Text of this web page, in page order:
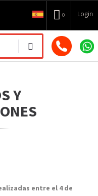
0 Login
Y
entre el 4 de